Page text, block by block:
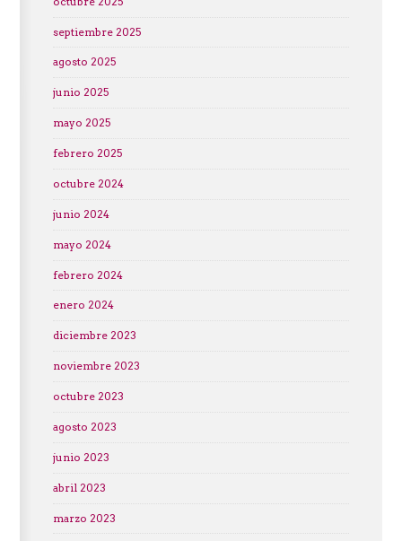
septiembre 2025
agosto 2025
junio 2025
mayo 2025
febrero 2025
octubre 2024
junio 2024
mayo 2024
febrero 2024
enero 2024
diciembre 2023
noviembre 2023
octubre 2023
agosto 2023
junio 2023
abril 2023
marzo 2023